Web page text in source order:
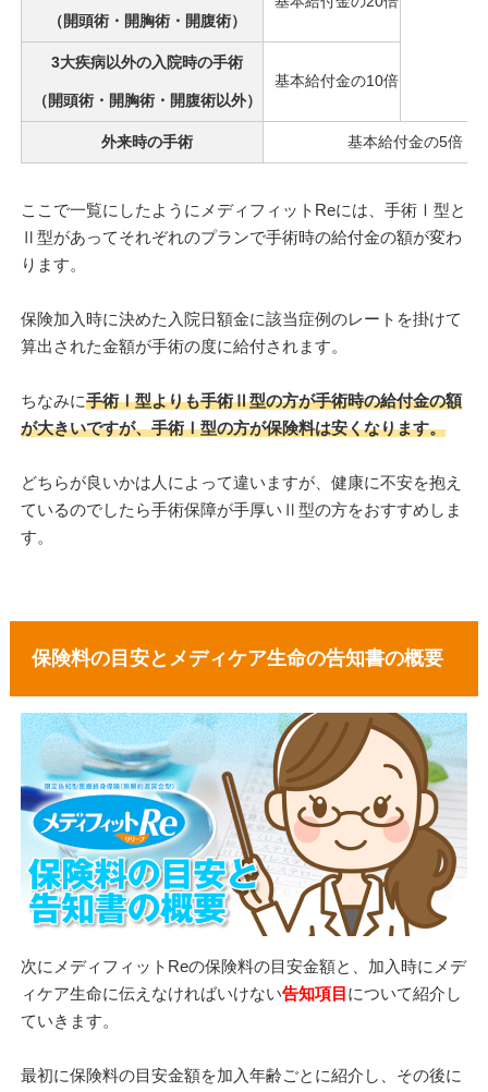
（開頭術・開胸術・開腹術）
3大疾病以外の入院時の手術
（開頭術・開胸術・開腹術以外）
基本給付金の10倍
外来時の手術 基本給付金の5倍
ここで一覧にしたようにメディフィットReには、手術Ⅰ型と
Ⅱ型があってそれぞれのプランで手術時の給付金の額が変わ
ります。
保険加入時に決めた入院日額金に該当症例のレートを掛けて
算出された金額が手術の度に給付されます。
ちなみに手術Ⅰ型よりも手術Ⅱ型の方が手術時の給付金の額
が大きいですが、手術Ⅰ型の方が保険料は安くなります。
どちらが良いかは人によって違いますが、健康に不安を抱え
ているのでしたら手術保障が手厚いⅡ型の方をおすすめしま
す。
保険料の目安とメディケア生命の告知書の概要
次にメディフィットReの保険料の目安金額と、加入時にメデ
ィケア生命に伝えなければいけない告知項目 について紹介し
ていきます。
最初に保険料の目安金額を加入年齢ごとに紹介し、その後に